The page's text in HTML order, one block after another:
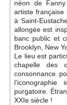
néon de
artiste française
à Saint-
allongée est
banc public et
Brooklyn, New
Le lieu est
chapelle des
consonnance
purgatoire.
XXIe siècle !